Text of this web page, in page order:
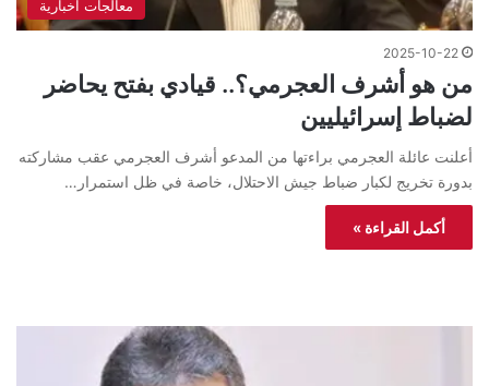
معالجات اخبارية
2025-10-22
من هو أشرف العجرمي؟.. قيادي بفتح يحاضر
لضباط إسرائيليين
أعلنت عائلة العجرمي براءتها من المدعو أشرف العجرمي عقب مشاركته
بدورة تخريج لكبار ضباط جيش الاحتلال، خاصة في ظل استمرار…
أكمل القراءة »